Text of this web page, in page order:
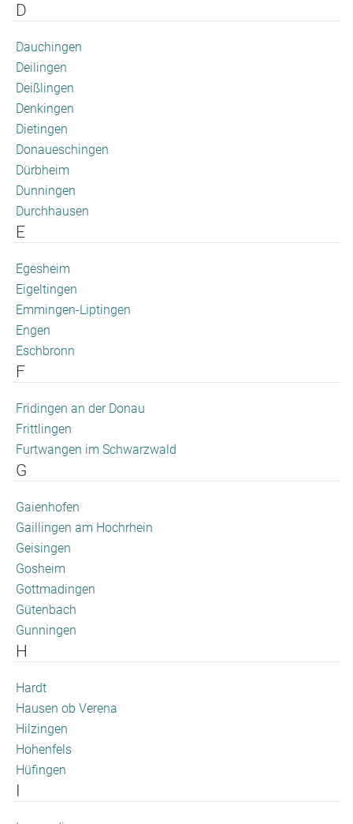
D
Dauchingen
Deilingen
Deißlingen
Denkingen
Dietingen
Donaueschingen
Dürbheim
Dunningen
Durchhausen
E
Egesheim
Eigeltingen
Emmingen-Liptingen
Engen
Eschbronn
F
Fridingen an der Donau
Frittlingen
Furtwangen im Schwarzwald
G
Gaienhofen
Gaillingen am Hochrhein
Geisingen
Gosheim
Gottmadingen
Gütenbach
Gunningen
H
Hardt
Hausen ob Verena
Hilzingen
Hohenfels
Hüfingen
I